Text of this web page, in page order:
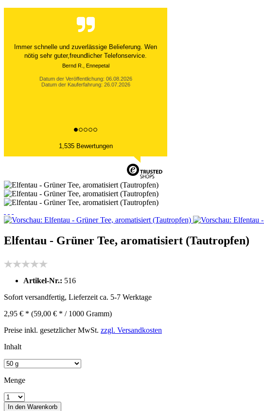
Immer schnelle und zuverlässige Belieferung. Wen
nötig sehr guter,freundlicher Telefonservice.
Bernd R., Ennepetal
Datum der Veröffentlichung: 06.08.2026
Datum der Kauferfahrung: 26.07.2026
1,535 Bewertungen
Elfentau - Grüner Tee, aromatisiert (Tautropfen)
Artikel-Nr.: 516
Sofort versandfertig, Lieferzeit ca. 5-7 Werktage
2,95 € * (59,00 € * / 1000 Gramm)
Preise inkl. gesetzlicher MwSt. zzgl. Versandkosten
Inhalt
Menge
In den Warenkorb